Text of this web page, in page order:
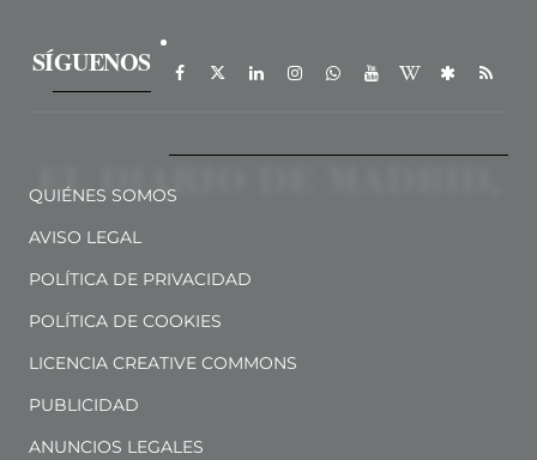
SÍGUENOS
QUIÉNES SOMOS
AVISO LEGAL
POLÍTICA DE PRIVACIDAD
POLÍTICA DE COOKIES
LICENCIA CREATIVE COMMONS
PUBLICIDAD
ANUNCIOS LEGALES